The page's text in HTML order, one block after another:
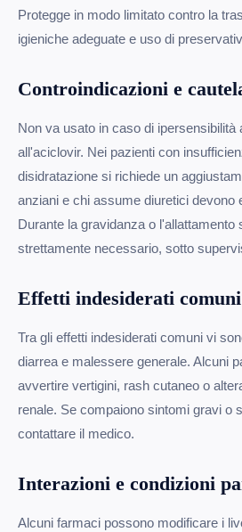
Protegge in modo limitato contro la
igieniche adeguate e uso di
Controindicazioni e
Non va usato in caso di ipersensibilità
all'aciclovir. Nei pazienti con
disidratazione si richiede un
anziani e chi assume diuretici devono
Durante la gravidanza o l'allattamento
strettamente necessario, sotto
Effetti indesiderati comuni
Tra gli effetti indesiderati comuni vi
diarrea e malessere generale. Alcuni
avvertire vertigini, rash cutaneo o
renale. Se compaiono sintomi gravi o
contattare il medico.
Interazioni e condizioni
Alcuni farmaci possono modificare i